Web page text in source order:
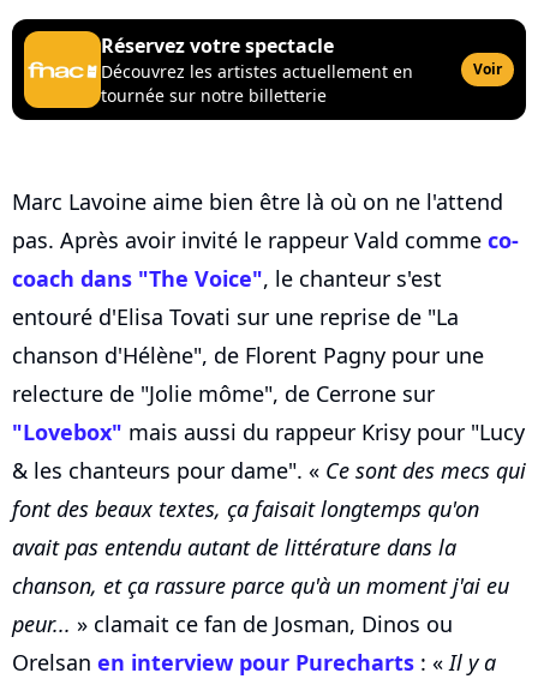
Réservez votre spectacle
Découvrez les artistes actuellement en
tournée sur notre billetterie
Voir
Marc Lavoine aime bien être là où on ne l'attend
pas. Après avoir invité le rappeur Vald comme co-
coach dans "The Voice", le chanteur s'est
entouré d'Elisa Tovati sur une reprise de "La
chanson d'Hélène", de Florent Pagny pour une
relecture de "Jolie môme", de Cerrone sur
"Lovebox" mais aussi du rappeur Krisy pour "Lucy
& les chanteurs pour dame". « Ce sont des mecs qui
font des beaux textes, ça faisait longtemps qu'on
avait pas entendu autant de littérature dans la
chanson, et ça rassure parce qu'à un moment j'ai eu
peur... » clamait ce fan de Josman, Dinos ou
Orelsan en interview pour Purecharts : «Il y a